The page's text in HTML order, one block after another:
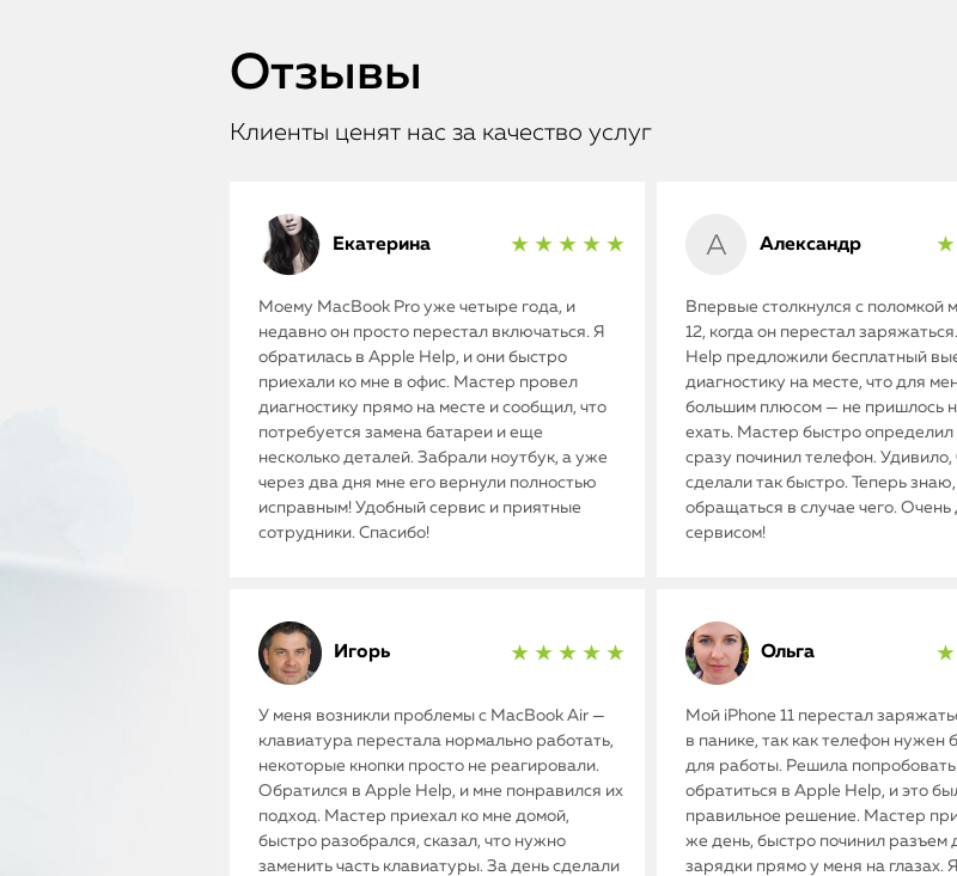
Отзывы
Клиенты ценят нас за качество услуг
Екатерина ★ ★ ★ ★ ★
Моему MacBook Pro уже четыре года, и
недавно он просто перестал включаться. Я
обратилась в Apple Help, и они быстро
приехали ко мне в офис. Мастер провел
диагностику прямо на месте и сообщил, что
потребуется замена батареи и еще
несколько деталей. Забрали ноутбук, а уже
через два дня мне его вернули полностью
исправным! Удобный сервис и приятные
сотрудники. Спасибо!
Александр ★
Впервые столкнулся с поломкой
12, когда он перестал
Help предложили бесплатный
диагностику на месте, что для
большим плюсом — не пришлось
ехать. Мастер быстро
сразу починил телефон. Удивило,
сделали так быстро. Теперь знаю,
обращаться в случае чего. Очень
сервисом!
Игорь ★ ★ ★ ★ ★
У меня возникли проблемы с MacBook Air —
клавиатура перестала нормально работать,
некоторые кнопки просто не реагировали.
Обратился в Apple Help, и мне понравился их
подход. Мастер приехал ко мне домой,
быстро разобрался, сказал, что нужно
заменить часть клавиатуры. За день сделали
Ольга ★
Мой iPhone 11 перестал
в панике, так как телефон нужен
для работы. Решила попробовать
обратиться в Apple Help, и это
правильное решение. Мастер
же день, быстро починил разъем
зарядки прямо у меня на глазах.